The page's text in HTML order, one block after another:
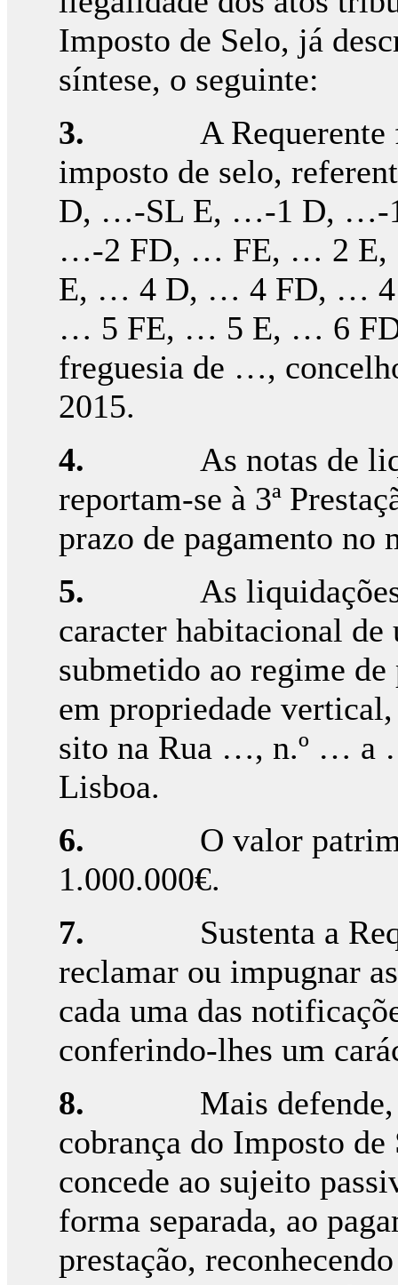
Imposto de Selo, já
síntese, o seguinte:
3. A
imposto de selo,
D, …-SL E, …-1 D, …-
…-2 FD, … FE, … 2
E, … 4 D, … 4 FD, …
… 5 FE, … 5 E, … 6
freguesia de …,
2015.
4. As notas de
reportam-se à 3ª
prazo de pagamento no
5. As
caracter habitacional
submetido ao regime
em propriedade
sito na Rua …, n.º … a
Lisboa.
6. O valor
1.000.000€.
7. Sustenta a
reclamar ou impugnar
cada uma das
conferindo-lhes um
8. Mais
cobrança do Imposto
concede ao sujeito
forma separada, ao
prestação,